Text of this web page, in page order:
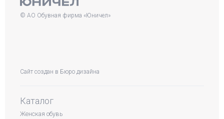
© АО Обувная фирма «Юничел»
Сайт создан в Бюро дизайна
Каталог
Женская обувь